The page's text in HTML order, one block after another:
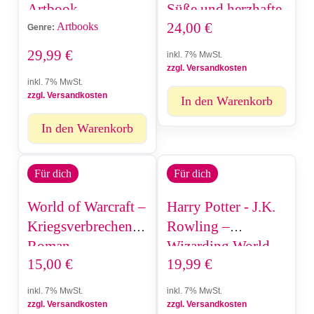
Artbook
Genre: Artbooks
29,99 €
inkl. 7% MwSt.
zzgl. Versandkosten
In den Warenkorb
Süße und herzhafte
Köstlichkeiten aus
einer weit, weit
entfernten Galaxis
24,00 €
inkl. 7% MwSt.
zzgl. Versandkosten
In den Warenkorb
Für dich
World of Warcraft –
Kriegsverbrechen -
Roman
15,00 €
inkl. 7% MwSt.
zzgl. Versandkosten
Für dich
Harry Potter - J.K.
Rowling –
Wizarding World -
Filmzauberei
(Magische Objekte)
19,99 €
inkl. 7% MwSt.
zzgl. Versandkosten